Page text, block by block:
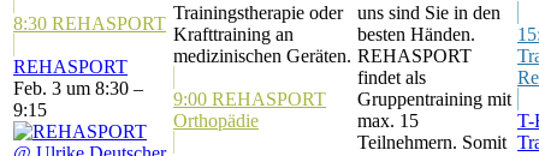
8:30 REHASPORT
REHASPORT
Feb. 3 um 8:30 –
9:15
Trainingstherapie oder
Krafttraining an
medizinischen Geräten.
9:00 REHASPORT
Orthopädie
uns sind Sie in den
besten Händen.
REHASPORT
findet als
Gruppentraining mit
max. 15
Teilnehmern. Somit
T-